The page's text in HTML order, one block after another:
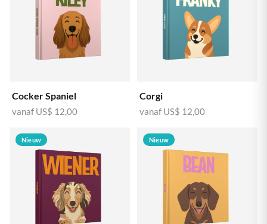
Cocker Spaniel
vanaf US$ 12,00
Corgi
vanaf US$ 12,00
Nieuw Nieuw